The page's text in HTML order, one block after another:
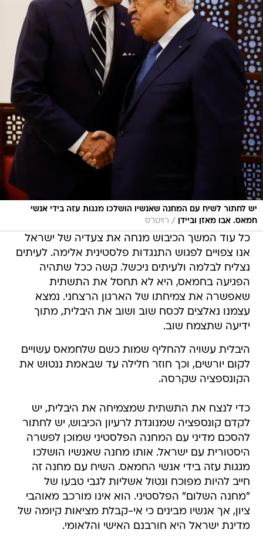
יש לחתור לשיח עם המחנה שאנשיו הושלכו מגגות עזה בידי אנשי
חמאס. אבו מאזן וביידן
/ רויטרס
כל עוד המשך הכיבוש מנחה את צעדיה של ישראל
אנו צפויים לפגוש התנגדות פלסטינית אלימה. לעיתים
נצליח לבלמה ולעיתים ניכשל. קשה ככל שתהיה
הפגיעה בחמאס, היא לא תחסל את התשתית
שאפשרה את צמיחתו של הארגון הרצחני. נמצא
עצמנו נאלצים לכסח שוב ושוב את היבלית, מתוך
ידיעה שתצמח שוב.
היבלית עשויה להחליף שמות כשם שלחמאס עשויים
לקום יורשים, וכך חוזר חלילה עד שבאמת ננטוש את
הקונספציה שקרסה.
כדי לנצח את התשתית שמצמיחה את היבלית, יש
לקדם קונספציה שמנוגדת לרעיון הכיבוש, יש לחתור
להסכם מדיני עם המחנה הפלסטיני שמוכן לפשרה
היסטורית עם ישראל. אותו מחנה שאנשיו הושלכו
מגגות עזה בידי אנשי החמאס. השיח עם מחנה זה
חייב להיות מפוכח ונטול אשליות לגבי טבעו של
"מחנה השלום" הפלסטיני. הוא אינו מורכב מאוהבי
ציון, אך אנשיו מבינים כי אי-קבלת מציאות קיומה של
מדינת ישראל היא חורבנם האישי והלאומי.